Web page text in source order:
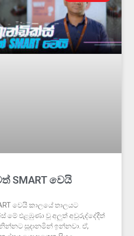
SMART වෙයි
වෙයි කාලයේ තාලයට
මේ එළඹුණා වූ අලුත් අවුරුද්දේදීත්
සූදානමින් ඉන්නවා. ඒ,